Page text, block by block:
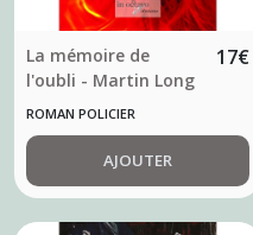
La mémoire de
l'oubli - Martin Long
17€
ROMAN POLICIER
AJOUTER